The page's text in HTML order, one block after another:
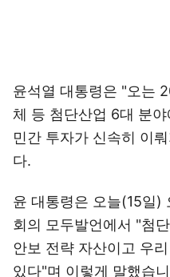
윤석열 대통령은 "오는
체 등 첨단산업 6대 분
민간 투자가 신속히 이
다.
윤 대통령은 오늘(15일)
회의 모두발언에서 "첨
안보 전략 자산이고 우
있다"며 이렇게 말했습